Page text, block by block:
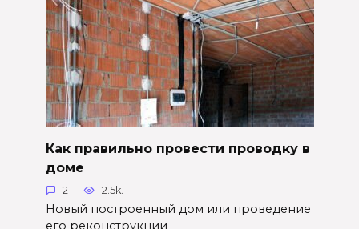
Как правильно провести проводку в
доме
2 2.5k.
Новый построенный дом или проведение
его реконструкции